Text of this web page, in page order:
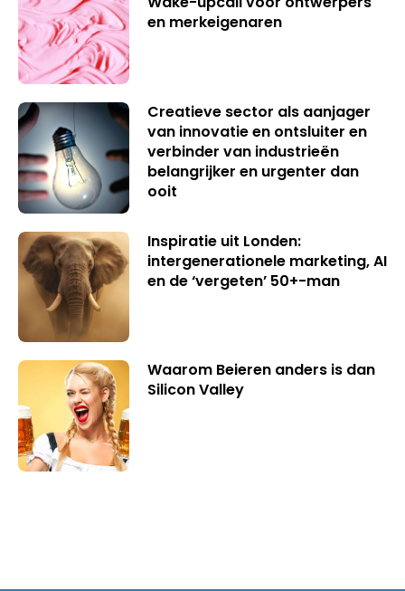
en merkeigenaren
Creatieve sector als aanjager
van innovatie en ontsluiter en
verbinder van industrieën
belangrijker en urgenter dan
ooit
Inspiratie uit Londen:
intergenerationele marketing, AI
en de ‘vergeten’ 50+-man
Waarom Beieren anders is dan
Silicon Valley